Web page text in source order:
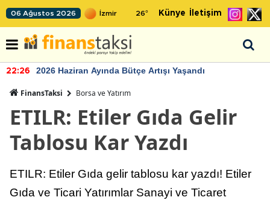
06 Ağustos 2026 26° Künye İletişim
22:26 2026 Haziran Ayında Bütçe Artışı Yaşandı
FinansTaksi Borsa ve Yatırım
ETILR: Etiler Gıda Gelir
Tablosu Kar Yazdı
ETILR: Etiler Gıda gelir tablosu kar yazdı! Etiler
Gıda ve Ticari Yatırımlar Sanayi ve Ticaret